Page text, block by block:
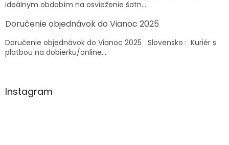
ideálnym obdobím na osvieženie šatn...
Doručenie objednávok do Vianoc 2025
Doručenie objednávok do Vianoc 2025 Slovensko : Kuriér s
platbou na dobierku/online...
Instagram